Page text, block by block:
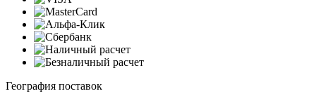
География поставок